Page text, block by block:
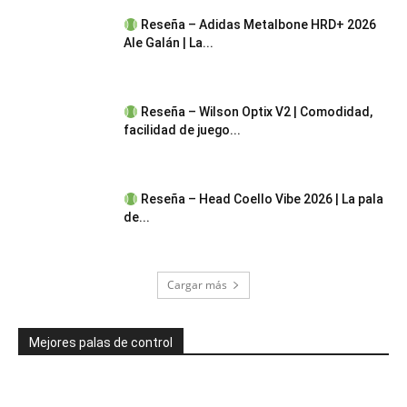
Reseña – Adidas Metalbone HRD+ 2026
Ale Galán | La...
Reseña – Wilson Optix V2 | Comodidad,
facilidad de juego...
Reseña – Head Coello Vibe 2026 | La pala
de...
Cargar más
Mejores palas de control